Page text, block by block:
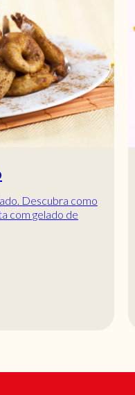
Descubra como
com gelado de